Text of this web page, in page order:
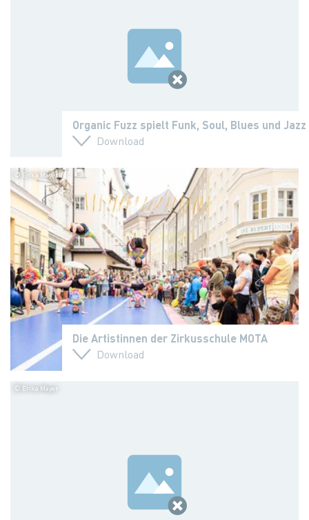
Organic Fuzz spielt Funk, Soul, Blues und Jazz
Download
© Erika Mayer
Die Artistinnen der Zirkusschule MOTA
Download
© Erika Mayer